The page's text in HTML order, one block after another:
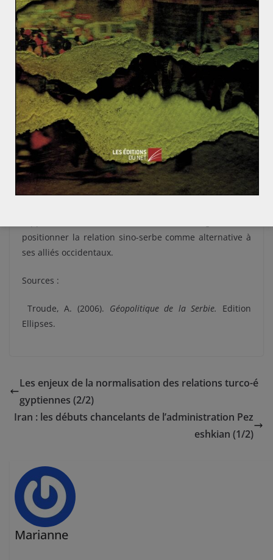
soutien indéfectible de Pékin sur la question de la
reconnaissance du Kosovo
. Cependant, ce
rapprochement géopolitique nourrit la crainte d’une
influence chinoise croissante en Europe, notamment
dans l’UE. En effet, la Serbie est candidate à
l’intégration à l’UE depuis 2009. La date choisie pour la
deuxième venue de Xi Jinping en Serbie n’a, par
ailleurs, pas été choisie au hasard. En effet, elle signe
l’anniversaire du bombardement de l’ambassade
chinoise par l’Organisation du Traité de l’Atlantique
Nord (OTAN) en 1999. Cet épisode avait créé de fortes
tensions entre les ressortissants chinois et les
ambassades américaines partout dans le monde.
positionner la relation sino-serbe comme alternative à
ses alliés occidentaux.
Sources :
Troude, A. (2006). Géopolitique de la Serbie. Edition
Ellipses.
Les enjeux de la normalisation des relations turco-é
gyptiennes (2/2)
Iran : les débuts chancelants de l’administration Pez
eshkian (1/2)
Marianne